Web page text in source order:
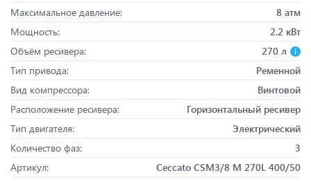
Максимальное давление:
8 атм
Мощность:
2.2 кВт
Объём ресивера:
270 л
Тип привода:
Ременной
Вид компрессора:
Винтовой
Расположение ресивера:
Горизонтальный ресивер
Тип двигателя:
Электрический
Количество фаз:
3
Артикул:
Ceccato CSM3/8 M 270L 400/50